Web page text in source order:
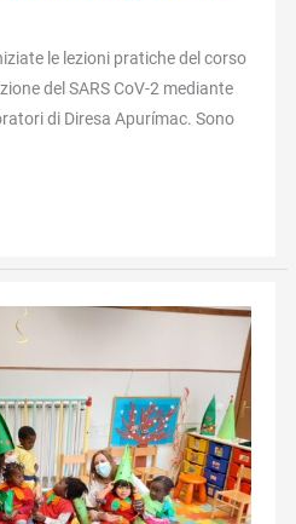
le lezioni pratiche del corso
del SARS CoV-2 mediante
di Diresa Apurímac. Sono